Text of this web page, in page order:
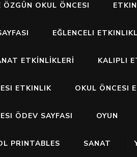
ÖZGÜN OKUL ÖNCESI
EĞLENCELI
ETKİNLİKLERİ KALIPLI
ETKINLIK OKUL ÖNCESI
ÖDEV SAYFASI OYUN
PRINTABLES SANAT